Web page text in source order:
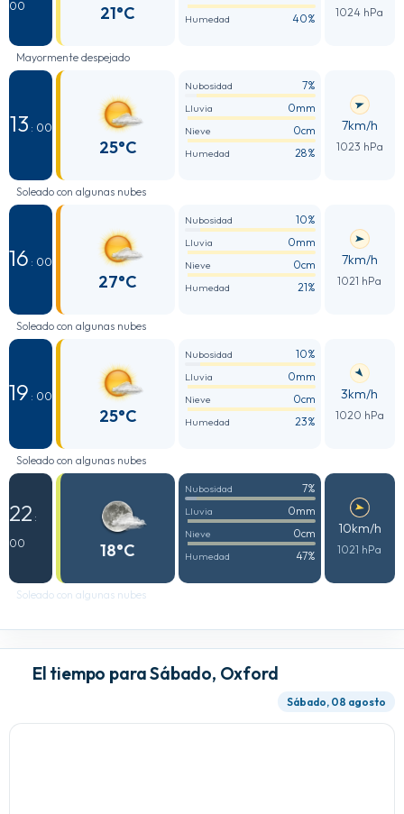
00 21°C Humedad 40% 1024 hPa
Mayormente despejado
13 : 00
25°C
Nubosidad 7%
Lluvia 0mm
Nieve 0cm
Humedad 28%
7km/h
1023 hPa
Soleado con algunas nubes
16 : 00
27°C
Nubosidad 10%
Lluvia 0mm
Nieve 0cm
Humedad 21%
7km/h
1021 hPa
Soleado con algunas nubes
19 : 00
25°C
Nubosidad 10%
Lluvia 0mm
Nieve 0cm
Humedad 23%
3km/h
1020 hPa
Soleado con algunas nubes
22 :
00
18°C
Nubosidad 7%
Lluvia 0mm
Nieve 0cm
Humedad 47%
10km/h
1021 hPa
Soleado con algunas nubes
El tiempo para Sábado, Oxford
Sábado, 08 agosto